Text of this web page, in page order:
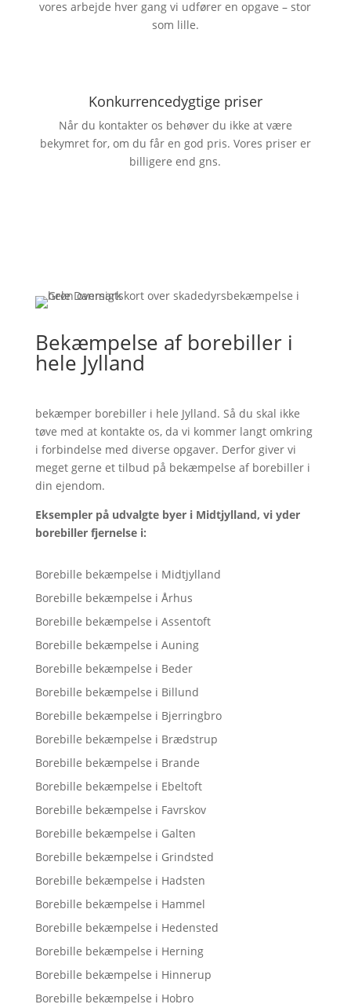
vores arbejde hver gang vi udfører en opgave – stor
som lille.
Konkurrencedygtige priser
Når du kontakter os behøver du ikke at være
bekymret for, om du får en god pris. Vores priser er
billigere end gns.
Bekæmpelse af borebiller i
hele Jylland
bekæmper borebiller i hele Jylland. Så du skal ikke
tøve med at kontakte os, da vi kommer langt omkring
i forbindelse med diverse opgaver. Derfor giver vi
meget gerne et tilbud på bekæmpelse af borebiller i
din ejendom.
Eksempler på udvalgte byer i Midtjylland, vi yder
borebiller fjernelse i:
Borebille bekæmpelse i Midtjylland
Borebille bekæmpelse i Århus
Borebille bekæmpelse i Assentoft
Borebille bekæmpelse i Auning
Borebille bekæmpelse i Beder
Borebille bekæmpelse i Billund
Borebille bekæmpelse i Bjerringbro
Borebille bekæmpelse i Brædstrup
Borebille bekæmpelse i Brande
Borebille bekæmpelse i Ebeltoft
Borebille bekæmpelse i Favrskov
Borebille bekæmpelse i Galten
Borebille bekæmpelse i Grindsted
Borebille bekæmpelse i Hadsten
Borebille bekæmpelse i Hammel
Borebille bekæmpelse i Hedensted
Borebille bekæmpelse i Herning
Borebille bekæmpelse i Hinnerup
Borebille bekæmpelse i Hobro